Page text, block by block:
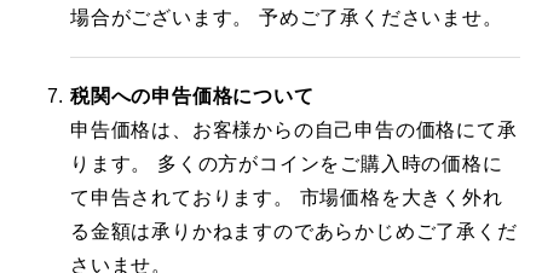
場合がございます。 予めご了承くださいませ。
税関への申告価格について
申告価格は、お客様からの自己申告の価格にて承
ります。 多くの方がコインをご購入時の価格に
て申告されております。 市場価格を大きく外れ
る金額は承りかねますのであらかじめご了承くだ
さいませ。